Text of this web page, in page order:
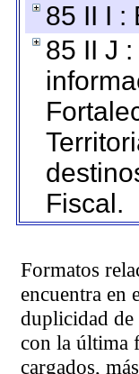
85 II I :
85 II J
Fiscal.
Formatos
encuentra en
duplicidad de
con la última
cargados,